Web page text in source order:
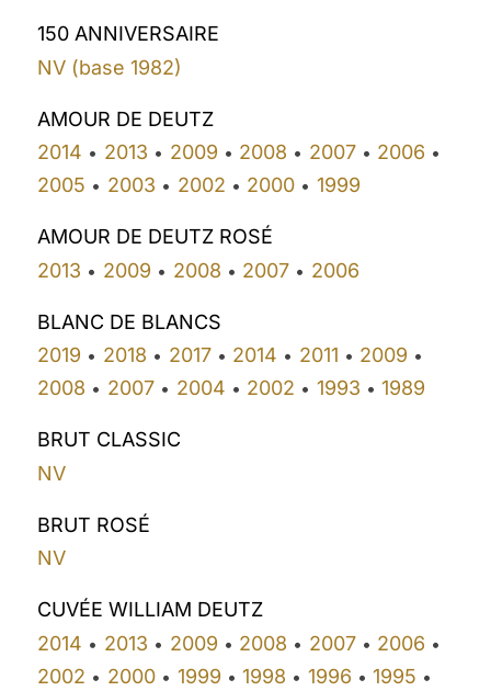
150 ANNIVERSAIRE
NV (base 1982)
AMOUR DE DEUTZ
2014 • 2013 • 2009 • 2008 • 2007• 2006 •
2005 • 2003 • 2002 • 2000 • 1999
AMOUR DE DEUTZ ROSÉ
2013 • 2009 • 2008 • 2007 • 2006
BLANC DE BLANCS
2019 • 2018 • 2017• 2014 • 2011 • 2009 •
2008 • 2007• 2004 • 2002 • 1993 • 1989
BRUT CLASSIC
NV
BRUT ROSÉ
NV
CUVÉE WILLIAM DEUTZ
2014 • 2013 • 2009 • 2008 • 2007• 2006 •
2002 • 2000• 1999 • 1998 • 1996 • 1995 •